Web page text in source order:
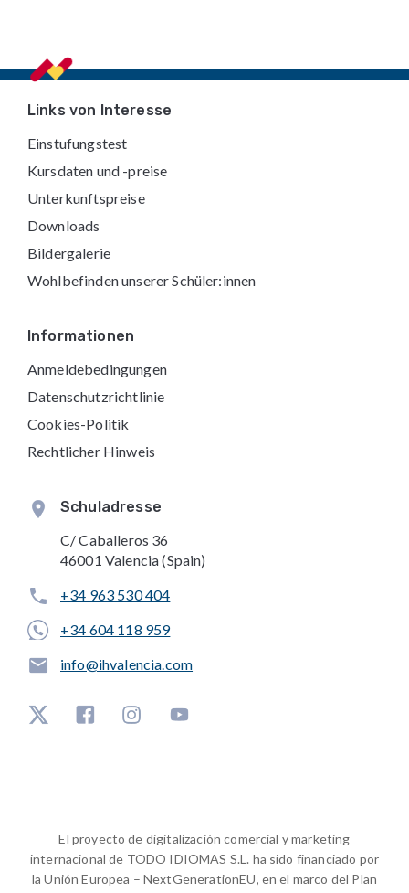
FooterLinks von Interesse
Einstufungstest
Kursdaten und -preise
Unterkunftspreise
Downloads
Bildergalerie
Wohlbefinden unserer Schüler:innen
Informationen
Anmeldebedingungen
Datenschutzrichtlinie
Cookies-Politik
Rechtlicher Hinweis
Schuladresse
C/ Caballeros 36
46001 Valencia (Spain)
+34 963 530 404
+34 604 118 959
info@ihvalencia.com
El proyecto de digitalización comercial y marketing
internacional de TODO IDIOMAS S.L. ha sido financiado por
la Unión Europea – NextGenerationEU, en el marco del Plan